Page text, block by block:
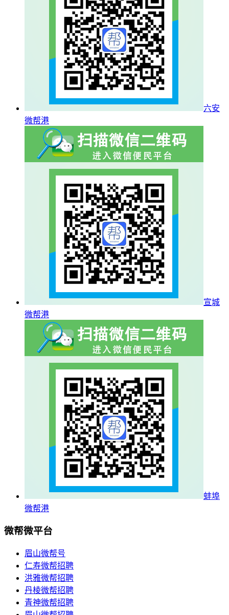
六安
微帮港
宣城
微帮港
蚌埠
微帮港
微帮微平台
眉山微帮号
仁寿微帮招聘
洪雅微帮招聘
丹棱微帮招聘
青神微帮招聘